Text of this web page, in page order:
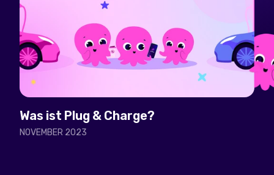
Was ist Plug & Charge?
NOVEMBER 2023